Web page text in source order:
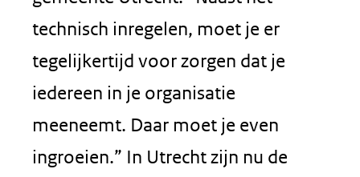
technisch inregelen, moet je er
tegelijkertijd voor zorgen dat je
iedereen in je organisatie
meeneemt. Daar moet je even
ingroeien.” In Utrecht zijn nu de